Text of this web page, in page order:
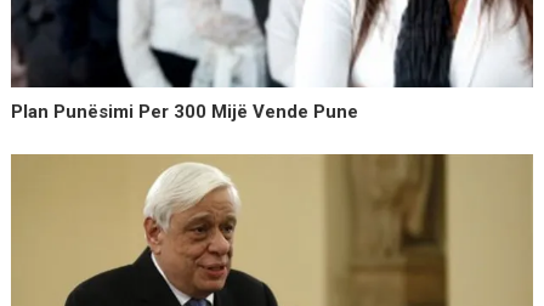
Plan Punësimi Per 300 Mijë Vende Pune